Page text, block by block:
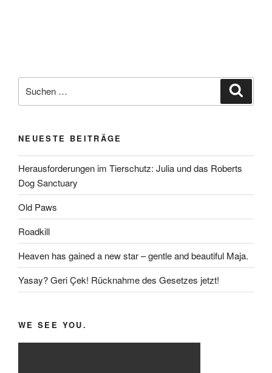
nach:
NEUESTE BEITRÄGE
Herausforderungen im Tierschutz: Julia und das Roberts
Dog Sanctuary
Old Paws
Roadkill
Heaven has gained a new star – gentle and beautiful Maja.
Yasay? Geri Çek! Rücknahme des Gesetzes jetzt!
WE SEE YOU.